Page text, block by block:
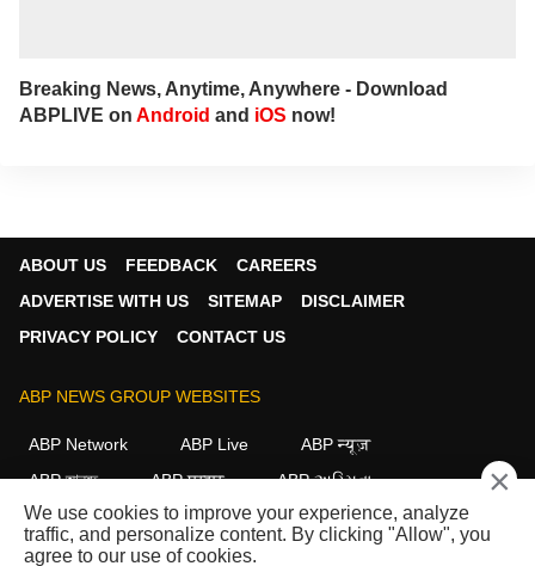
Breaking News, Anytime, Anywhere - Download
ABPLIVE on Android and iOS now!
ABOUT US FEEDBACK
CAREERS
ADVERTISE WITH US
SITEMAP
DISCLAIMER
PRIVACY POLICY
CONTACT US
ABP NEWS GROUP WEBSITES
ABP Network ABP Live
ABP न्यूज़
ABP আনন্দ
ABP माझा
ABP અસ્મિતા
ABP Ganga
ABP ਸਾਂਝਾ ABP நாடு ABP దేశం
×
We use cookies to improve your experience, analyze
traffic, and personalize content. By clicking "Allow", you
agree to our use of cookies.